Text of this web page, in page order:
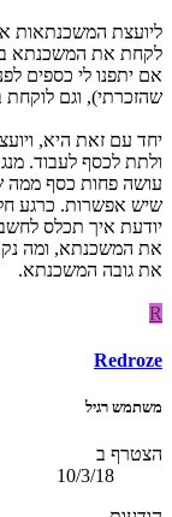
ליועצת המשכנתאות
לקחת את המשכנתא
אם יתפנו לי כספים
שהזכרתי), וגם לוקחת
יחד עם זאת היא,
ולתת לכסף לעבוד.
עושה פחות כסף ממה
שיש אפשרות. כרגע
יודעת איך תכלס
את המשכנתא, ומה
את גובה המשכנתא.
R
Redroze
משתמש רגיל
הצטרף ב
10/3/18